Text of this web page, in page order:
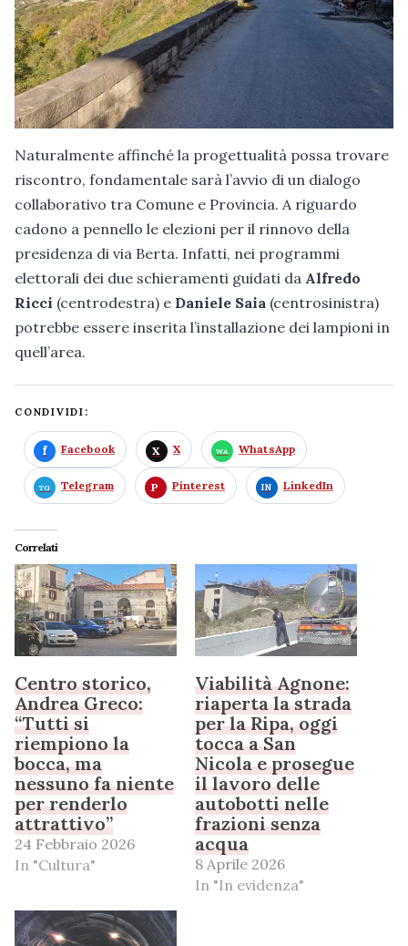
Naturalmente affinché la progettualità possa trovare
riscontro, fondamentale sarà l’avvio di un dialogo
collaborativo tra Comune e Provincia. A riguardo
cadono a pennello le elezioni per il rinnovo della
presidenza di via Berta. Infatti, nei programmi
elettorali dei due schieramenti guidati da Alfredo
Ricci (centrodestra) e Daniele Saia (centrosinistra)
potrebbe essere inserita l’installazione dei lampioni in
quell’area.
CONDIVIDI:
Facebook X WhatsApp
Telegram Pinterest LinkedIn
Correlati
Centro storico,
Andrea Greco:
“Tutti si
riempiono la
bocca, ma
nessuno fa niente
per renderlo
attrattivo”
24 Febbraio 2026
In "Cultura"
Viabilità Agnone:
riaperta la strada
per la Ripa, oggi
tocca a San
Nicola e prosegue
il lavoro delle
autobotti nelle
frazioni senza
acqua
8 Aprile 2026
In "In evidenza"